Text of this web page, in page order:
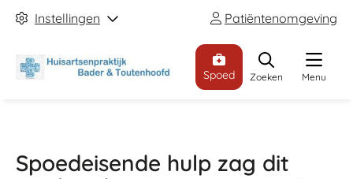
Instellingen Patiëntenomgeving
Menu
Spoed Zoeken
Spoedeisende hulp zag dit